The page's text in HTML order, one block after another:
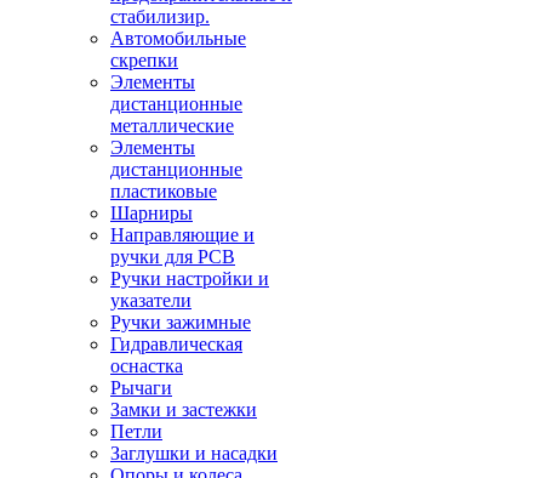
стабилизир.
Автомобильные
скрепки
Элементы
дистанционные
металлические
Элементы
дистанционные
пластиковые
Шарниры
Направляющие и
ручки для PCB
Ручки настройки и
указатели
Ручки зажимные
Гидравлическая
оснастка
Рычаги
Замки и застежки
Петли
Заглушки и насадки